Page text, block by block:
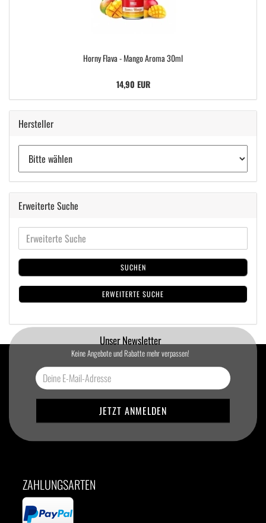
Horny Flava - Mango Aroma 30ml
14,90 EUR
Hersteller
Erweiterte Suche
SUCHEN
ERWEITERTE SUCHE
Unser Newsletter
Keine Angebote und Rabatte mehr verpassen!
ZAHLUNGSARTEN